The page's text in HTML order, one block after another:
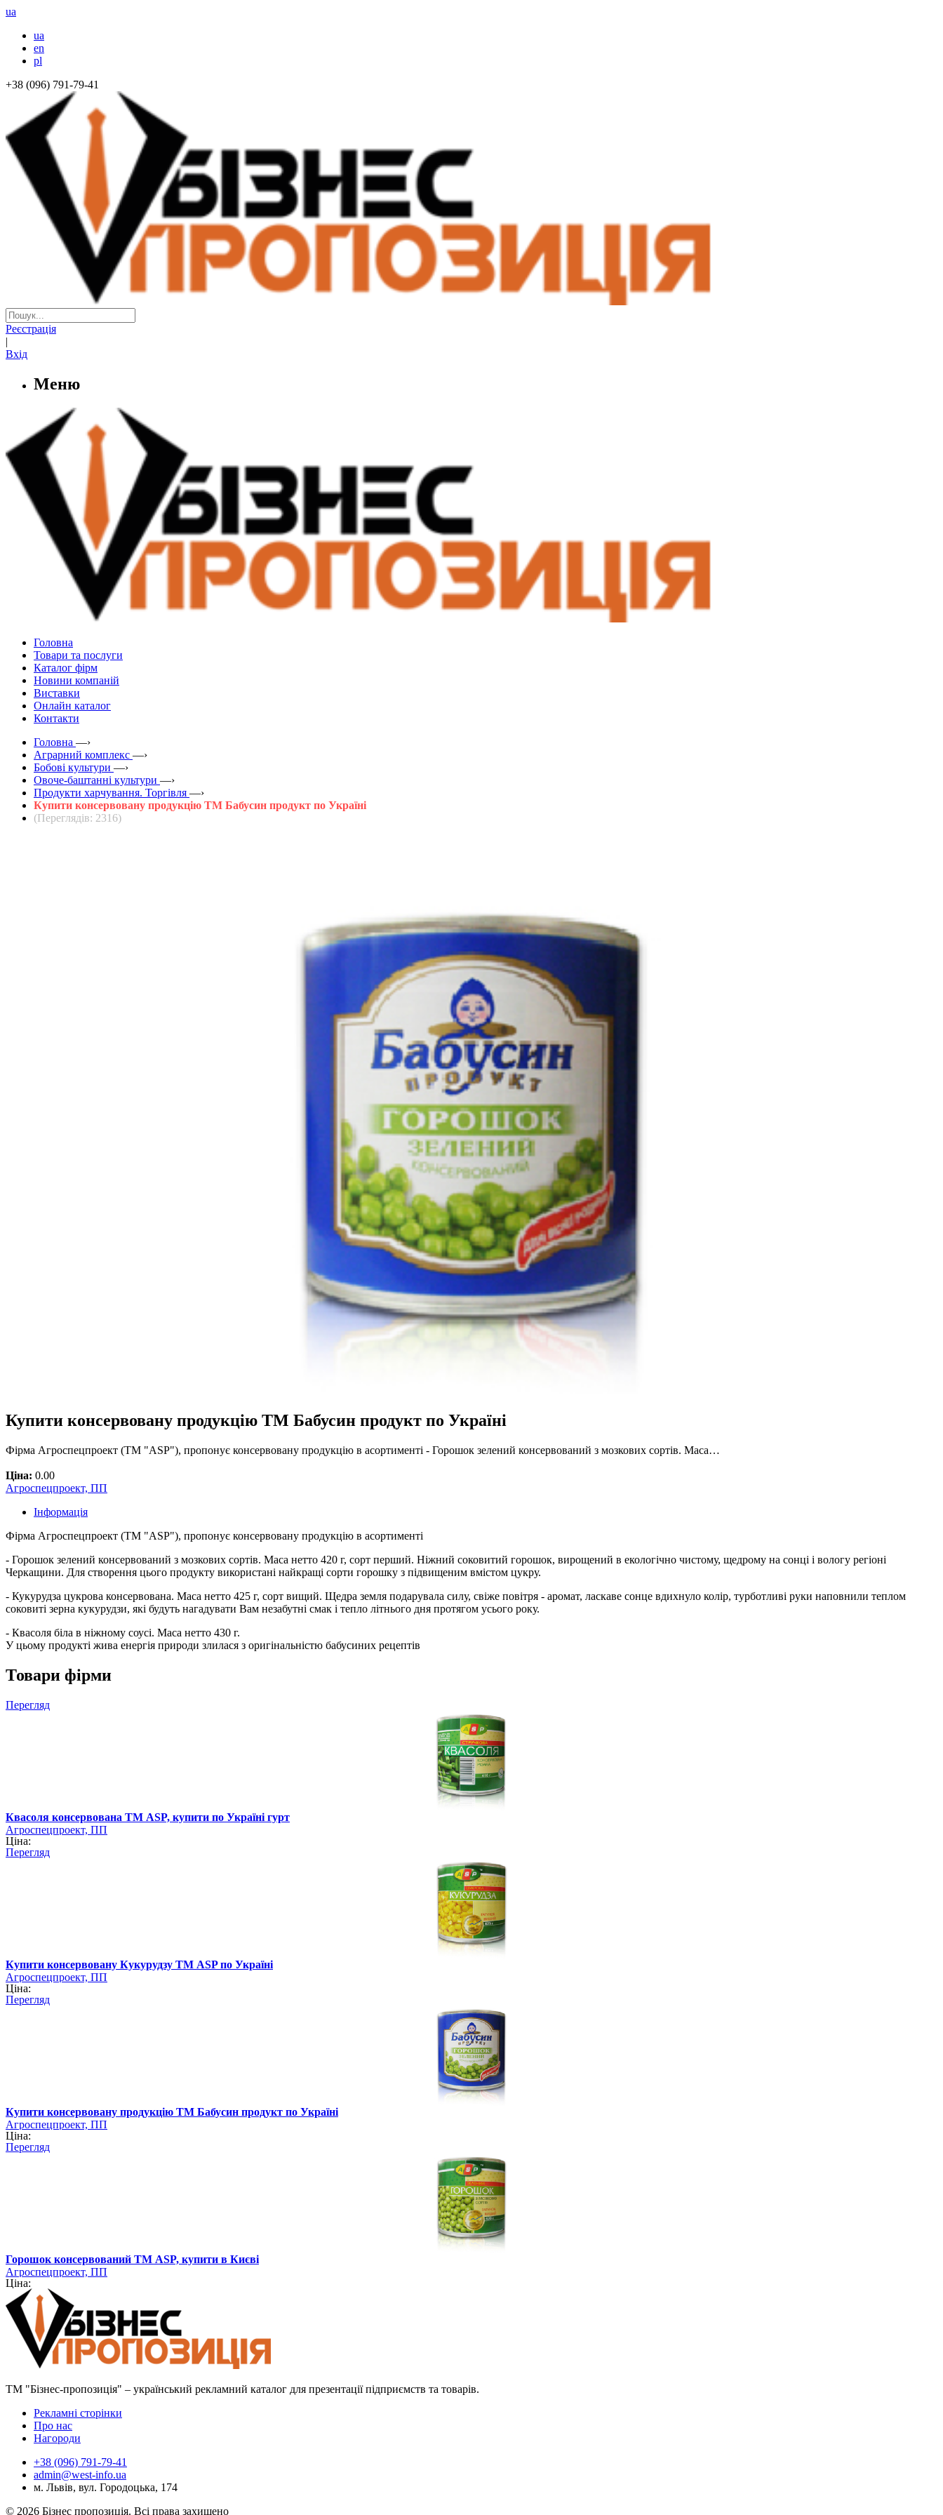
ua
ua
en
pl
+38 (096) 791-79-41
Реєстрація
|
Вхід
Меню
Головна
Товари та послуги
Каталог фірм
Новини компаній
Виставки
Онлайн каталог
Контакти
Головна —›
Аграрний комплекс —›
Бобові культури —›
Овоче-баштанні культури —›
Продукти харчування. Торгівля —›
Купити консервовану продукцію ТМ Бабусин продукт по Україні
(Переглядів: 2316)
Купити консервовану продукцію ТМ Бабусин продукт по Україні
Фірма Агроспецпроект (ТМ "ASP"), пропонує консервовану продукцію в асортименті - Горошок зелений консервований з мозкових сортів. Маса…
Ціна: 0.00
Агроспецпроект, ПП
Інформація
Фірма Агроспецпроект (ТМ "ASP"), пропонує консервовану продукцію в асортименті
- Горошок зелений консервований з мозкових сортів. Маса нетто 420 г, сорт перший. Ніжний соковитий горошок, вирощений в екологічно чистому, щедрому на сонці і вологу регіоні
Черкащини. Для створення цього продукту використані найкращі сорти горошку з підвищеним вмістом цукру.
- Кукурудза цукрова консервована. Маса нетто 425 г, сорт вищий. Щедра земля подарувала силу, свіже повітря - аромат, ласкаве сонце вдихнуло колір, турботливі руки наповнили теплом
соковиті зерна кукурудзи, які будуть нагадувати Вам незабутні смак і тепло літнього дня протягом усього року.
- Квасоля біла в ніжному соусі. Маса нетто 430 г.
У цьому продукті жива енергія природи злилася з оригінальністю бабусиних рецептів
Товари фірми
Перегляд
Квасоля консервована ТМ ASP, купити по Україні гурт
Агроспецпроект, ПП
Ціна:
Перегляд
Купити консервовану Кукурудзу ТМ ASP по Україні
Агроспецпроект, ПП
Ціна:
Перегляд
Купити консервовану продукцію ТМ Бабусин продукт по Україні
Агроспецпроект, ПП
Ціна:
Перегляд
Горошок консервований ТМ ASP, купити в Києві
Агроспецпроект, ПП
Ціна:
ТМ "Бізнес-пропозиція" – український рекламний каталог для презентації підприємств та товарів.
Рекламні сторінки
Про нас
Нагороди
+38 (096) 791-79-41
admin@west-info.ua
м. Львів, вул. Городоцька, 174
© 2026 Бізнес пропозиція. Всі права захищено